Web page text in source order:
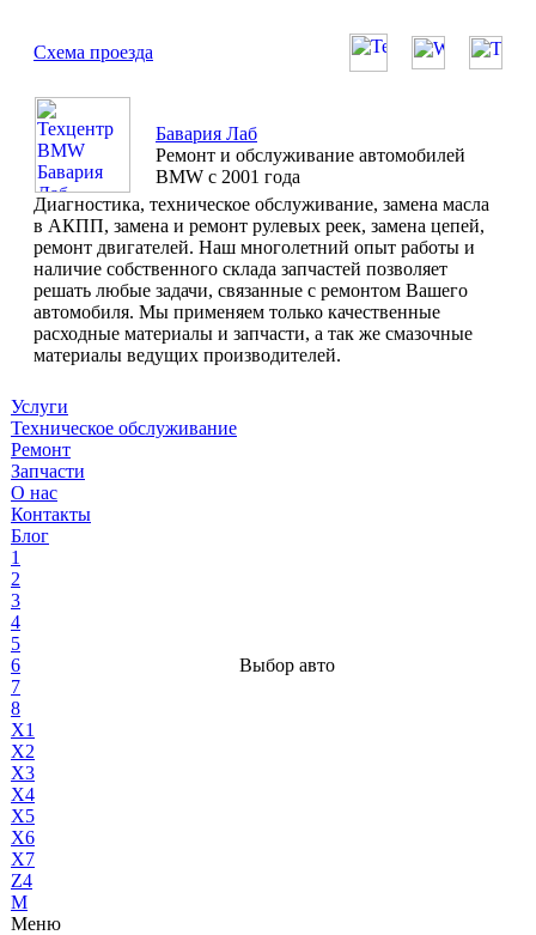
Схема проезда
Бавария Лаб
Ремонт и обслуживание автомобилей
BMW с 2001 года
Диагностика, техническое обслуживание, замена масла
в АКПП, замена и ремонт рулевых реек, замена цепей,
ремонт двигателей. Наш многолетний опыт работы и
наличие собственного склада запчастей позволяет
решать любые задачи, связанные с ремонтом Вашего
автомобиля. Мы применяем только качественные
расходные материалы и запчасти, а так же смазочные
материалы ведущих производителей.
Услуги
Техническое обслуживание
Ремонт
Запчасти
О нас
Контакты
Блог
1
2
3
4
5
6
7
8
X1
X2
X3
X4
X5
X6
X7
Z4
М
Меню
Выбор авто